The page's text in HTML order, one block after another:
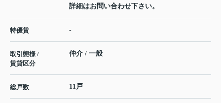
詳細はお問い合わせ下さい。
特優賃 -
取引態様 /
賃貸区分
仲介 / 一般
総戸数 11戸